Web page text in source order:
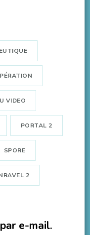
VIDEO
PORTAL 2
SPORE
2
e-mail.